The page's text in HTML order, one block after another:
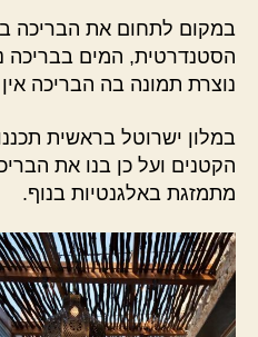
במקום לתחום את הבריכה
הסטנדרטית, המים בבריכה
נוצרת תמונה בה הבריכה
במלון ישרוטל בראשית
הקטנים ועל כן בנו את
מתמזגת באלגנטיות בנוף.